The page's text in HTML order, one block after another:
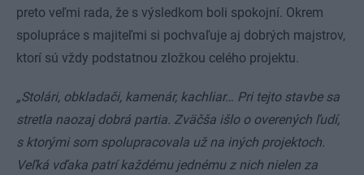
preto veľmi rada, že s výsledkom boli spokojní. Okrem
spolupráce s majiteľmi si pochvaľuje aj dobrých majstrov,
ktorí sú vždy podstatnou zložkou celého projektu.
„Stolári, obkladači, kamenár, kachliar… Pri tejto stavbe sa
stretla naozaj dobrá partia. Zväčša išlo o overených ľudí,
s ktorými som spolupracovala už na iných projektoch.
Veľká vďaka patrí každému jednému z nich nielen za